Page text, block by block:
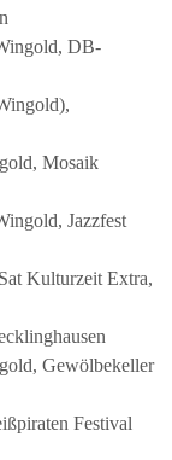
DB-
Mosaik
Jazzfest
Kulturzeit Extra,
Gewölbekeller
Festival